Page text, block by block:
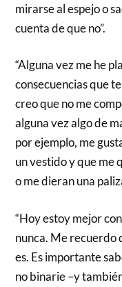
mirarse al espejo o
cuenta de que no”.
“Alguna vez me he
consecuencias que
creo que no me
alguna vez algo de
por ejemplo, me
un vestido y que me
o me dieran una
“Hoy estoy mejor
nunca. Me recuerdo
es. Es importante
no binarie –y